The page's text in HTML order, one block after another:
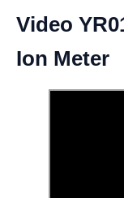
Video
Ion Meter